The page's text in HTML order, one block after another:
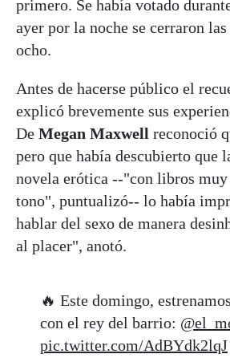
primero. Se había votado
ayer por la noche se cerraron
ocho.
Antes de hacerse público el
explicó brevemente sus
De Megan Maxwell reconoció
pero que había descubierto que
novela erótica --"con libros muy
tono", puntualizó-- lo había
hablar del sexo de manera
al placer", anotó.
🔥 Este domingo,
con el rey del barrio:
pic.twitter.com/AdBYdk2lqJ